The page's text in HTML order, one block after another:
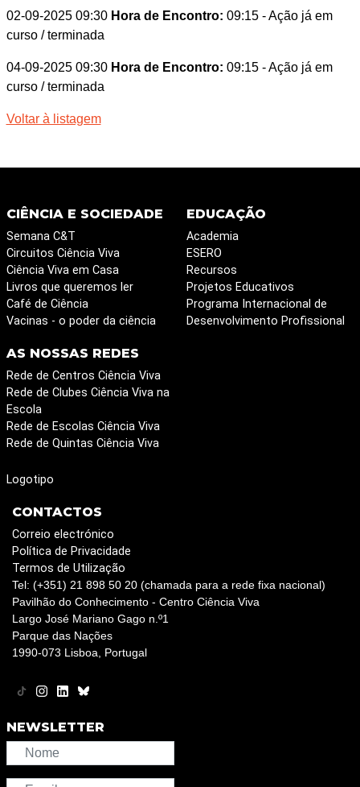
02-09-2025 09:30 Hora de Encontro: 09:15 - Ação já em
curso / terminada
04-09-2025 09:30 Hora de Encontro: 09:15 - Ação já em
curso / terminada
Voltar à listagem
CIÊNCIA E SOCIEDADE
Semana C&T
Circuitos Ciência Viva
Ciência Viva em Casa
Livros que queremos ler
Café de Ciência
Vacinas - o poder da ciência
EDUCAÇÃO
Academia
ESERO
Recursos
Projetos Educativos
Programa Internacional de
Desenvolvimento Profissional
AS NOSSAS REDES
Rede de Centros Ciência Viva
Rede de Clubes Ciência Viva na
Escola
Rede de Escolas Ciência Viva
Rede de Quintas Ciência Viva
Logotipo
CONTACTOS
Correio electrónico
Política de Privacidade
Termos de Utilização
Tel: (+351) 21 898 50 20 (chamada para a rede fixa nacional)
Pavilhão do Conhecimento - Centro Ciência Viva
Largo José Mariano Gago n.º1
Parque das Nações
1990-073 Lisboa, Portugal
NEWSLETTER